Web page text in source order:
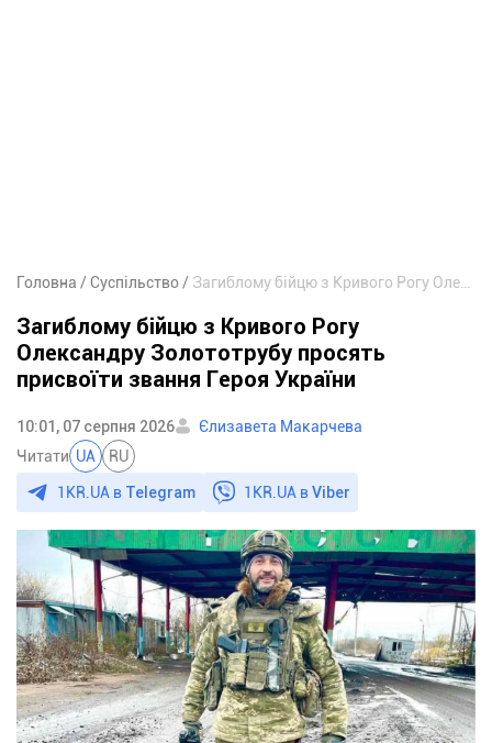
Головна Суспільство
Загиблому бійцю з Кривого Рогу
Олександру Золототрубу просять
присвоїти звання Героя України
10:01, 07 серпня 2026
Єлизавета Макарчева
Читати UA RU
1KR.UA в Telegram 1KR.UA вViber